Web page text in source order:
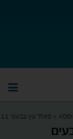
>
פאזל עץ צבעוני 11